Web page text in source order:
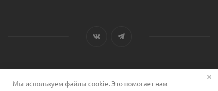
Мы используем файлы cookie. Это помогает нам